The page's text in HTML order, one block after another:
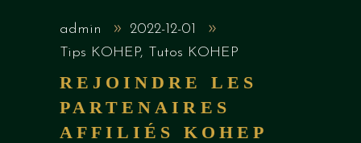
admin
2022-12-01
Tips KOHEP, Tutos KOHEP
REJOINDRE LES
PARTENAIRES
AFFILIÉS KOHEP